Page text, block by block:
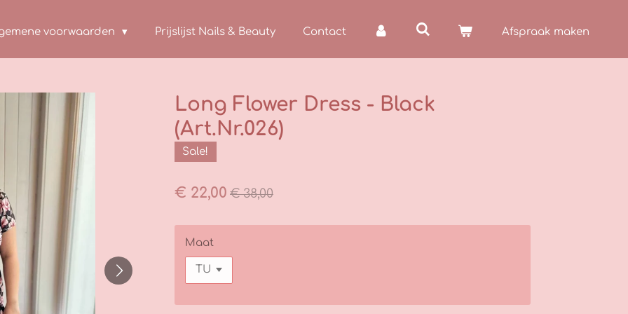
voorwaarden Prijslijst Nails & Beauty Contact Afspraak maken
Long Flower Dress - Black
(Art.Nr.026)
Sale!
€ 22,00 € 38,00
Maat